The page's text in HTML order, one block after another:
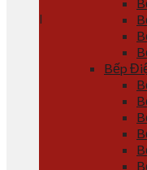
l
Bếp